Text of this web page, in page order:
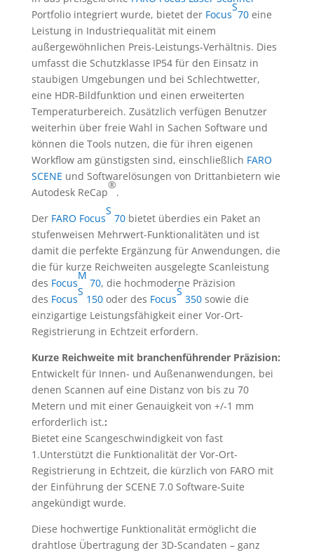
Portfolio integriert wurde, bietet der Focus
S
70eine
Leistung in Industriequalität mit einem
außergewöhnlichen Preis-Leistungs-Verhältnis. Dies
umfasst die Schutzklasse IP54 für den Einsatz in
staubigen Umgebungen und bei Schlechtwetter,
eine HDR-Bildfunktion und einen erweiterten
Temperaturbereich. Zusätzlich verfügen Benutzer
weiterhin über freie Wahl in Sachen Software und
können die Tools nutzen, die für ihren eigenen
Workflow am günstigsten sind, einschließlich FARO
SCENE und Softwarelösungen von Drittanbietern wie
Autodesk ReCap
®
.
Der FARO Focus
S
70bietet überdies ein Paket an
stufenweisen Mehrwert-Funktionalitäten und ist
damit die perfekte Ergänzung für Anwendungen, die
die für kurze Reichweiten ausgelegte Scanleistung
des Focus
M
70, die hochmoderne Präzision
des Focus
S
150oder des Focus
S
350sowie die
einzigartige Leistungsfähigkeit einer Vor-Ort-
Registrierung in Echtzeit erfordern.
Kurze Reichweite mit branchenführender Präzision:
Entwickelt für Innen- und Außenanwendungen, bei
denen Scannen auf eine Distanz von bis zu 70
Metern und mit einer Genauigkeit von +/-1 mm
erforderlich ist.:
Bietet eine Scangeschwindigkeit von fast
1.Unterstützt die Funktionalität der Vor-Ort-
Registrierung in Echtzeit, die kürzlich von FARO mit
der Einführung der SCENE 7.0 Software-Suite
angekündigt wurde.
Diese hochwertige Funktionalität ermöglicht die
drahtlose Übertragung der 3D-Scandaten – ganz